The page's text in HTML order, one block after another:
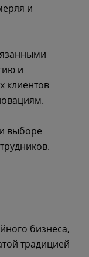
и
и
клиентов
выборе
бизнеса,
традицией